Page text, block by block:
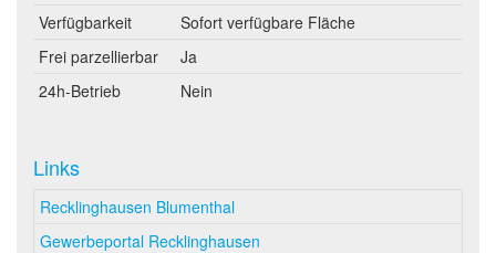
Verfügbarkeit
Sofort verfügbare Fläche
Frei parzellierbar
Ja
24h-Betrieb
Nein
Links
Recklinghausen Blumenthal
Gewerbeportal Recklinghausen